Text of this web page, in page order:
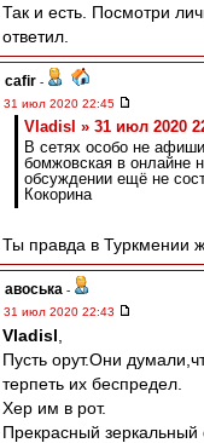
Так и есть. Посмотри
ответил.
cafir -
31 июл 2020 22:45
Vladisl » 31 июл 2020
В сетях особо не
бомжовская в онлайне
обсуждении ещё не
Кокорина
Ты правда в Туркмении
авоська -
31 июл 2020 22:43
Vladisl
Пусть орут.Они
терпеть их беспредел.
Хер им в рот.
Прекрасный зеркальный